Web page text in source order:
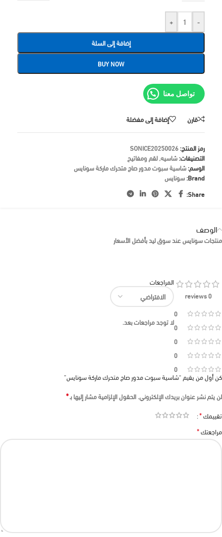
-
+
إضافة إلى السلة
BUY NOW
تواصل معنا
قارن إضافة إلى مفضلة
رمز المنتج:SONICE20250026
التصنيفات:شاسيه,لقم ومفاتيح
الوسم:شاسية سبوت مدور صاج متحرك ماركة سونايس
Brand: سونايس
Share:
الوصف
منتجات سونايس عند سوق ليد بأفضل الأسعار
0 reviews
0
0
0
0
0
المراجعات
لا توجد مراجعات بعد.
كن أول من يقيم “شاسية سبوت مدور صاج متحرك ماركة سونايس”
لن يتم نشر عنوان بريدك الإلكتروني.الحقول الإلزامية مشار إليها بـ*
تقييمك*
مراجعتك*